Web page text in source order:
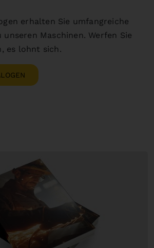
erhalten Sie umfangreiche
Maschinen. Werfen Sie
es lohnt sich.